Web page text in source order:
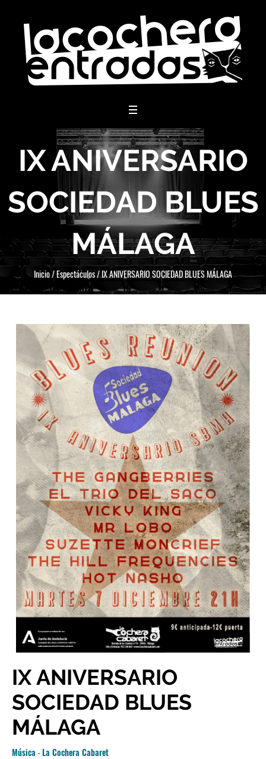
IX ANIVERSARIO
SOCIEDAD BLUES
MÁLAGA
Inicio/Espectáculos/IX ANIVERSARIO SOCIEDAD BLUES MÁLAGA
IX ANIVERSARIO
SOCIEDAD BLUES
MÁLAGA
Música-La Cochera Cabaret